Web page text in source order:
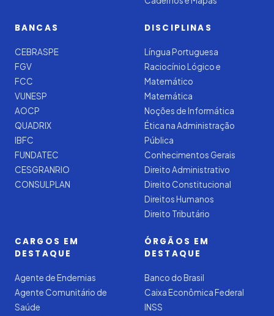
BANCAS
CEBRASPE
FGV
FCC
VUNESP
AOCP
QUADRIX
IBFC
FUNDATEC
CESGRANRIO
CONSULPLAN
DISCIPLINAS
Língua Portuguesa
Raciocínio Lógico e
Matemático
Matemática
Noções de Informática
Ética na Administração
Pública
Conhecimentos Gerais
Direito Administrativo
Direito Constitucional
Direitos Humanos
Direito Tributário
CARGOS EM
DESTAQUE
Agente de Endemias
Agente Comunitário de
Saúde
ÓRGÃOS EM
DESTAQUE
Banco do Brasil
Caixa Econômica Federal
INSS